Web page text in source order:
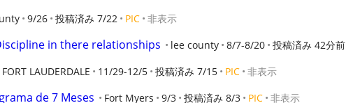
9/26 投稿済み 7/22 PIC 非表示
in there relationships lee county 8/7-8/20 投稿済み 42分前
FORT LAUDERDALE 11/29-12/5 投稿済み 7/15 PIC 非表示
de 7 Meses Fort Myers 9/3 投稿済み 8/3 PIC 非表示